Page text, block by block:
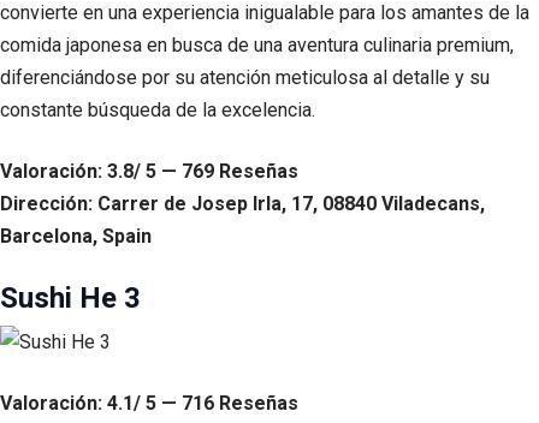
convierte en una experiencia inigualable para los amantes de la
comida japonesa en busca de una aventura culinaria premium,
diferenciándose por su atención meticulosa al detalle y su
constante búsqueda de la excelencia.
Valoración: 3.8/ 5 — 769 Reseñas
Dirección: Carrer de Josep Irla, 17, 08840 Viladecans,
Barcelona, Spain
Sushi He 3
Valoración: 4.1/ 5 — 716 Reseñas